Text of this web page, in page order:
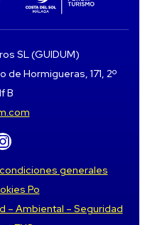
SL (GUIDUM)
de Hormigueras, 171, 2º
B
generales
Po
– Ambiental – Seguridad